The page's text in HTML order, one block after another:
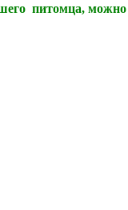
питомца,